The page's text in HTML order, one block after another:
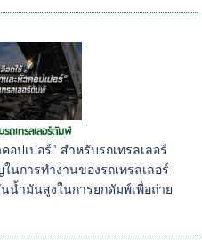
รถเทรลเลอร์ดัมพ์
อปเปอร์" สำหรับรถเทรลเลอร์
นการทำงานของรถเทรลเลอร์
น้ำมันสูงในการยกดัมพ์เพื่อถ่าย